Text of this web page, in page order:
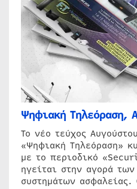
Ψηφιακή Τηλεόραση,
Το νέο τεύχος
«Ψηφιακή Τηλεόραση»
με το περιοδικό
ηγείται στην αγορά
συστημάτων ασφαλείας.